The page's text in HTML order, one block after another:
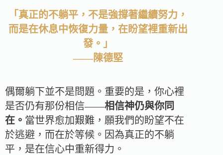
「真正的不躺平，不是強撐著繼續努力，
而是在休息中恢復力量，在盼望裡重新出
發。」
——陳德堅
偶爾躺下並不是問題。重要的是，你心裡
是否仍有那份相信——相信神仍與你同
在。 當世界愈加艱難，願我們的盼望不在
於逃避，而在於等候。因為真正的不躺
平，是在信心中重新得力。